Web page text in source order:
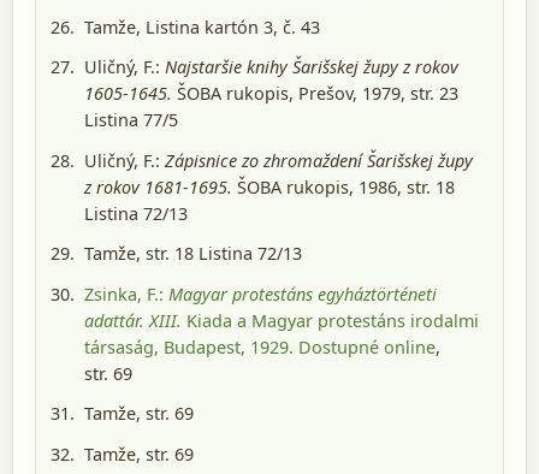
Tamže, Listina kartón 3, č. 43
Uličný, F.: Najstaršie knihy Šarišskej župy z rokov
1605-1645. ŠOBA rukopis, Prešov, 1979, str. 23
Listina 77/5
Uličný, F.: Zápisnice zo zhromaždení Šarišskej župy
z rokov 1681-1695. ŠOBA rukopis, 1986, str. 18
Listina 72/13
Tamže, str. 18 Listina 72/13
Zsinka, F.: Magyar protestáns egyháztörténeti
adattár. XIII. Kiada a Magyar protestáns irodalmi
társaság, Budapest, 1929. Dostupné online,
str. 69
Tamže, str. 69
Tamže, str. 69